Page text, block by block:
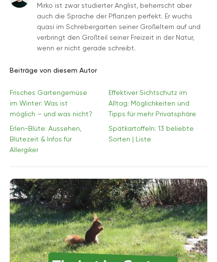
Mirko ist zwar studierter Anglist, beherrscht aber
auch die Sprache der Pflanzen perfekt. Er wuchs
quasi im Schrebergarten seiner Großeltern auf und
verbringt den Großteil seiner Freizeit in der Natur,
wenn er nicht gerade schreibt.
Beiträge von diesem Autor
Frisches Gartengemüse
im Winter: Was ist
möglich – und was nicht?
Effektiver Sichtschutz im
Alltag: Möglichkeiten und
Tipps für mehr Privatsphäre
Erlen-Blüte: Aussehen,
Blütezeit & Infos für
Allergiker
Spätkartoffeln: 13 beliebte
Sorten | Liste